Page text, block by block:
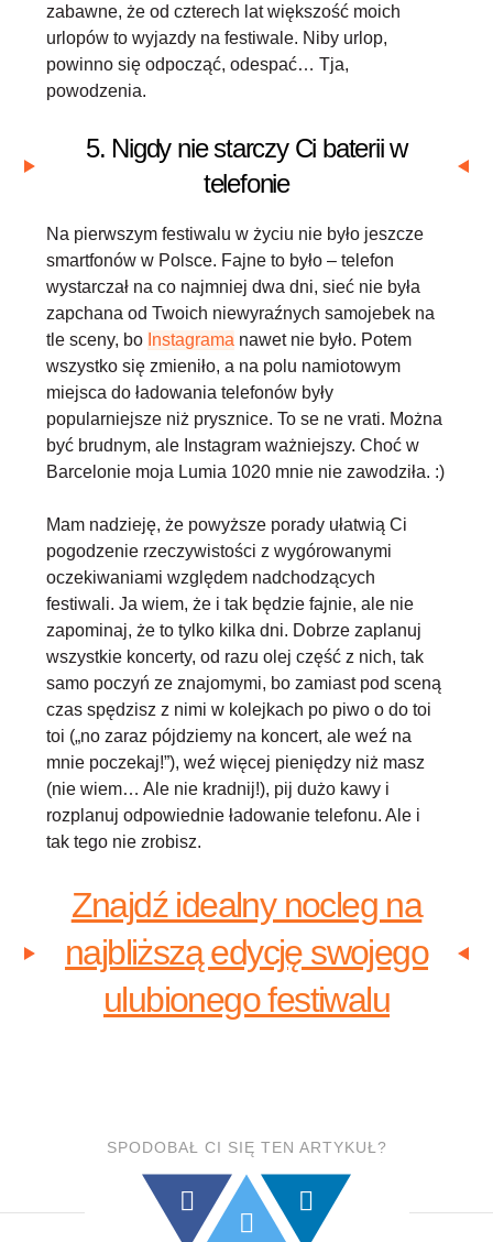
zabawne, że od czterech lat większość moich
urlopów to wyjazdy na festiwale. Niby urlop,
powinno się odpocząć, odespać… Tja,
powodzenia.
5. Nigdy nie starczy Ci baterii w
telefonie
Na pierwszym festiwalu w życiu nie było jeszcze
smartfonów w Polsce. Fajne to było – telefon
wystarczał na co najmniej dwa dni, sieć nie była
zapchana od Twoich niewyraźnych samojebek na
tle sceny, bo Instagrama nawet nie było. Potem
wszystko się zmieniło, a na polu namiotowym
miejsca do ładowania telefonów były
popularniejsze niż prysznice. To se ne vrati. Można
być brudnym, ale Instagram ważniejszy. Choć w
Barcelonie moja Lumia 1020 mnie nie zawodziła. :)
Mam nadzieję, że powyższe porady ułatwią Ci
pogodzenie rzeczywistości z wygórowanymi
oczekiwaniami względem nadchodzących
festiwali. Ja wiem, że i tak będzie fajnie, ale nie
zapominaj, że to tylko kilka dni. Dobrze zaplanuj
wszystkie koncerty, od razu olej część z nich, tak
samo poczyń ze znajomymi, bo zamiast pod sceną
czas spędzisz z nimi w kolejkach po piwo o do toi
toi („no zaraz pójdziemy na koncert, ale weź na
mnie poczekaj!”), weź więcej pieniędzy niż masz
(nie wiem… Ale nie kradnij!), pij dużo kawy i
rozplanuj odpowiednie ładowanie telefonu. Ale i
tak tego nie zrobisz.
Znajdź idealny nocleg na
najbliższą edycję swojego
ulubionego festiwalu
SPODOBAŁ CI SIĘ TEN ARTYKUŁ?